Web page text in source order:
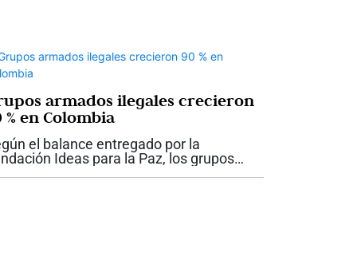
armados ilegales crecieron
% en Colombia
el balance entregado por la
Ideas para la Paz, los grupos